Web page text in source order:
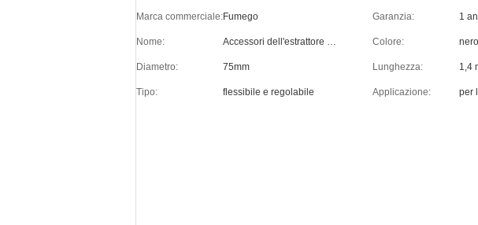
Marca commerciale:Fumego Garanzia: 1
Nome: Accessori dell'estrattore del vapore Colore: nero
Diametro: 75mm Lunghezza: 1,4
Tipo: flessibile e regolabile Applicazione: per